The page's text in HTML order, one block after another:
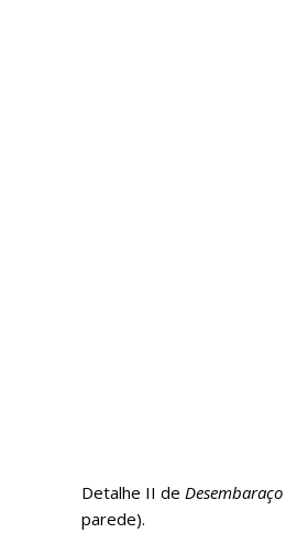
Detalhe II de Desembaraço
parede).